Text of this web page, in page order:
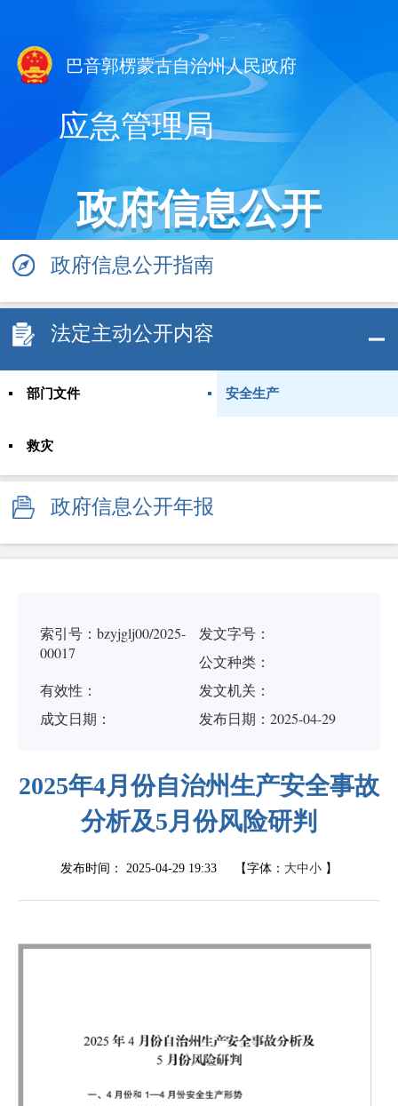
巴音郭楞蒙古自治州人民政府
应急管理局
政府信息公开
政府信息公开指南
法定主动公开内容
部门文件 安全生产
救灾
政府信息公开年报
索引号：bzyjglj00/2025-
00017
发文字号：
公文种类：
有效性：
发文机关：
成文日期：
发布日期：2025-04-29
2025年4月份自治州生产安全事故
分析及5月份风险研判
发布时间： 2025-04-29 19:33 【字体： 大中小 】